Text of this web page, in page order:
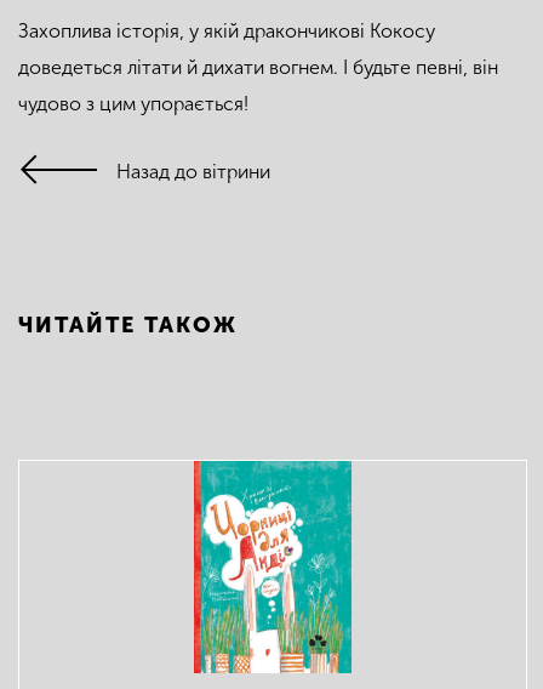
Захоплива історія, у якій дракончикові Кокосу
доведеться літати й дихати вогнем. І будьте певні, він
чудово з цим упорається!
Назад до вітрини
ЧИТАЙТЕ ТАКОЖ